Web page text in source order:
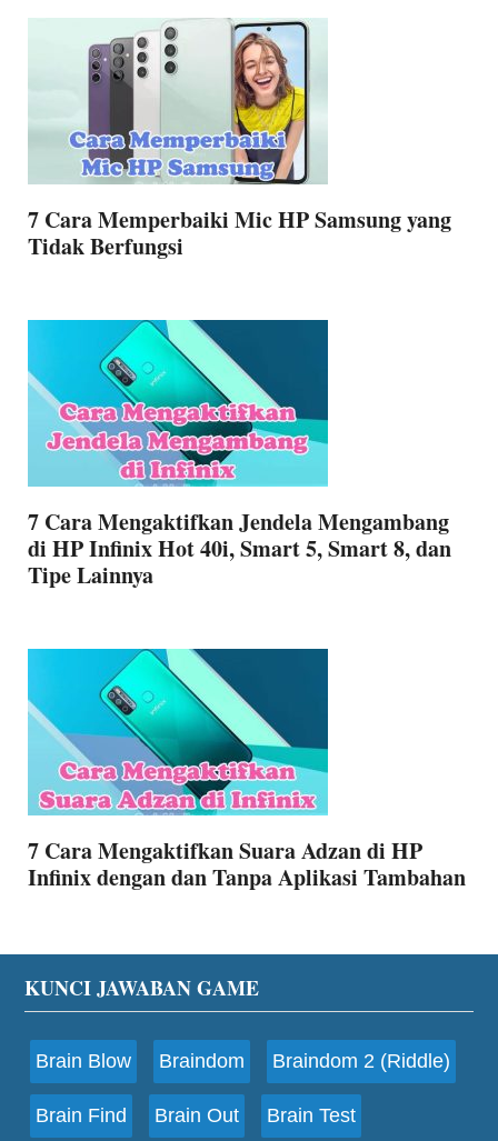
7 Cara Memperbaiki Mic HP Samsung yang
Tidak Berfungsi
7 Cara Mengaktifkan Jendela Mengambang
di HP Infinix Hot 40i, Smart 5, Smart 8, dan
Tipe Lainnya
7 Cara Mengaktifkan Suara Adzan di HP
Infinix dengan dan Tanpa Aplikasi Tambahan
Footer
KUNCI JAWABAN GAME
Brain Blow Braindom Braindom 2 (Riddle)
Brain Find Brain Out Brain Test